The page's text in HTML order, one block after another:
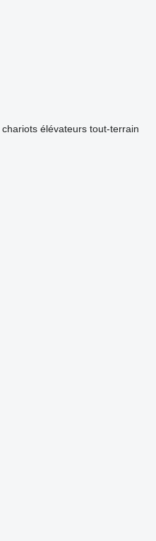
chariots élévateurs tout-terrain